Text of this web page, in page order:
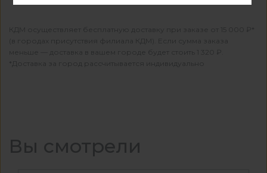
КДМ осуществляет бесплатную доставку при заказе от 15 000 ₽*
(в городах присутствия филиала КДМ). Если сумма заказа
меньше — доставка в вашем городе будет стоить 1 320 ₽.
*Доставка за город рассчитывается индивидуально
Вы смотрели